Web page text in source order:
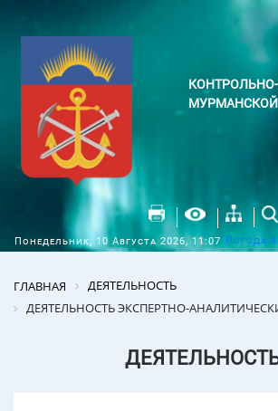
Понедельник, 10 Августа 2026, 11:07 Погода
ГЛАВНАЯ
ДЕЯТЕЛЬНОСТЬ
ДЕЯТЕЛЬНОСТЬ ЭКСПЕРТНО-